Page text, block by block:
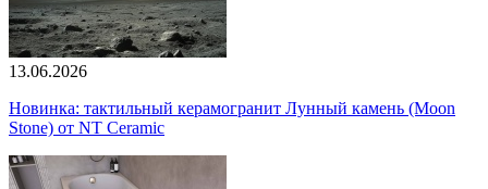
13.06.2026
Новинка: тактильный керамогранит Лунный камень (Moon
Stone) от NT Ceramic